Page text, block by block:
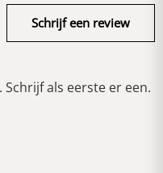
Schrijf een review
als eerste er een.